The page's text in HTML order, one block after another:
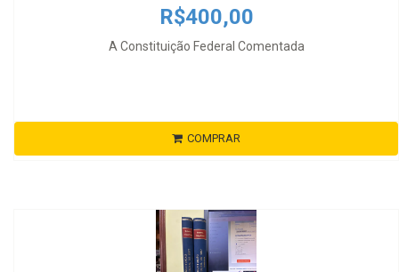
R$400,00
A Constituição Federal Comentada
COMPRAR